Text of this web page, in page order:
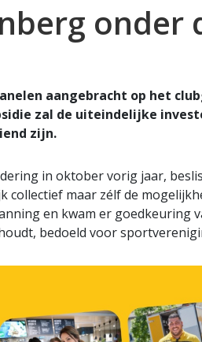
aangebracht op het
zal de uiteindelijke
zijn.
in oktober vorig jaar,
collectief maar zélf de
en kwam er goedkeuring
bedoeld voor